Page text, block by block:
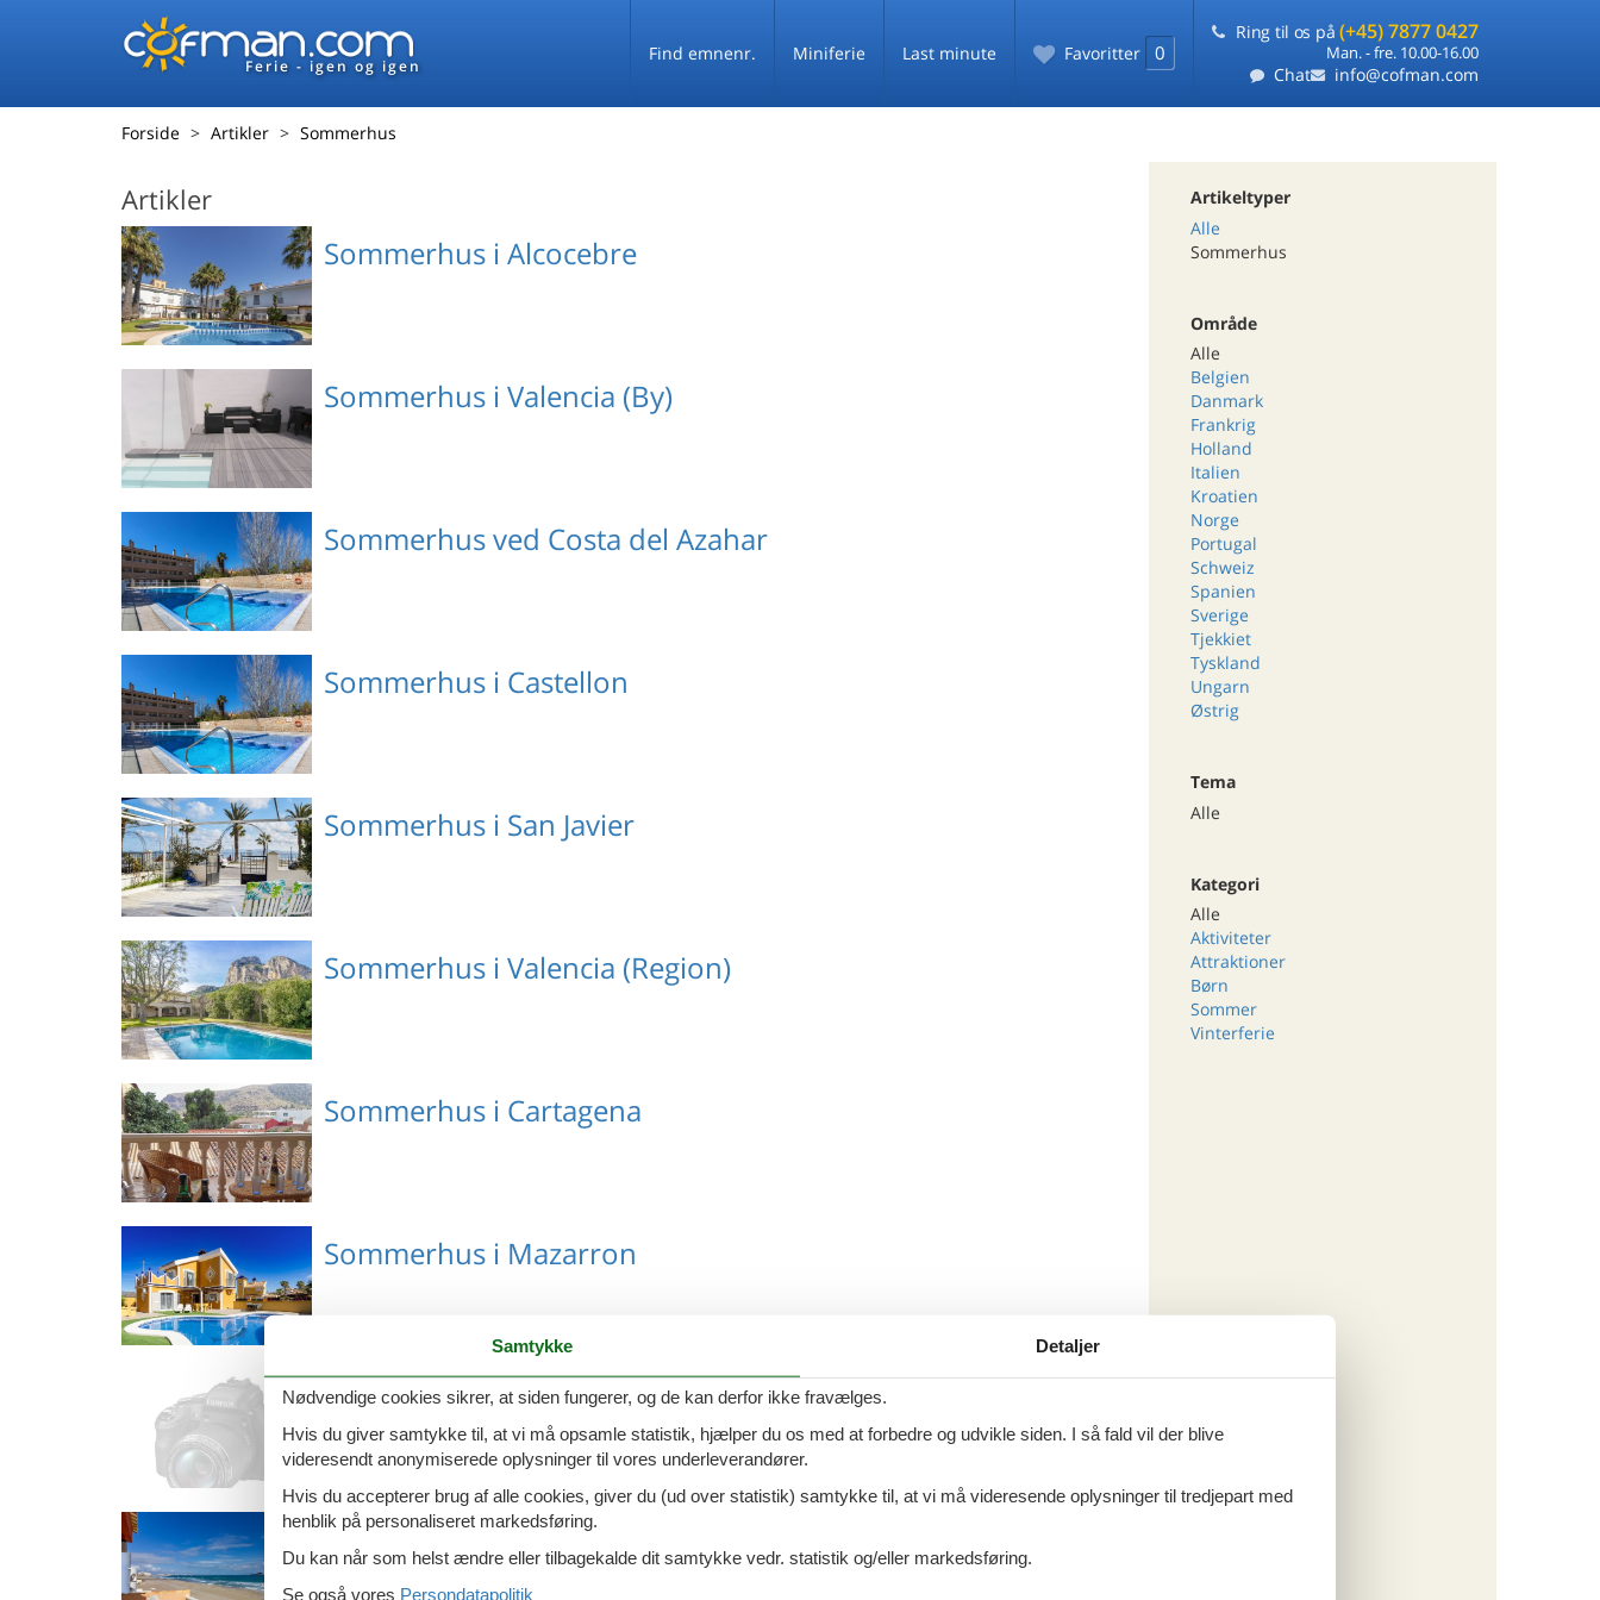
Ferie - igen og igen
Find emnenr. Miniferie Last minute Favoritter 0
Ring til os på (+45) 7877 0427
Man. - fre. 10.00-16.00
Chat info@cofman.com
Forside Artikler Sommerhus
Artikler
Sommerhus i Alcocebre
Emne nr.: 306-
ES9650.203.1
Sommerhus i Valencia (By)
Emne nr.: 306-
ES9680.608.1
Sommerhus ved Costa del Azahar
Emne nr.: 306-
ES9639.101.1
Sommerhus i Castellon
Emne nr.: 306-
ES9639.101.1
Sommerhus i San Javier
Emne nr.: 147-ECC897 Sommerhus i Valencia (Region)
Emne nr.: 147-EBI374 Sommerhus i Cartagena
Emne nr.: 147-ECC868 Sommerhus i Mazarron
Emne nr.: 147-ECM374 Sommerhus i Valderas
Sommerhus i Murcia
Artikeltyper
Alle
Sommerhus
Område
Alle
Belgien
Danmark
Frankrig
Holland
Italien
Kroatien
Norge
Portugal
Schweiz
Spanien
Sverige
Tjekkiet
Tyskland
Ungarn
Østrig
Tema
Alle
Kategori
Alle
Aktiviteter
Attraktioner
Børn
Sommer
Vinterferie
Samtykke Detaljer
Nødvendige cookies sikrer, at siden fungerer, og de kan derfor ikke fravælges.
Hvis du giver samtykke til, at vi må opsamle statistik, hjælper du os med at forbedre og udvikle siden. I så fald vil der blive
videresendt anonymiserede oplysninger til vores underleverandører.
Hvis du accepterer brug af alle cookies, giver du (ud over statistik) samtykke til, at vi må videresende oplysninger til tredjepart med
henblik på personaliseret markedsføring.
Du kan når som helst ændre eller tilbagekalde dit samtykke vedr. statistik og/eller markedsføring.
Se også vores Persondatapolitik